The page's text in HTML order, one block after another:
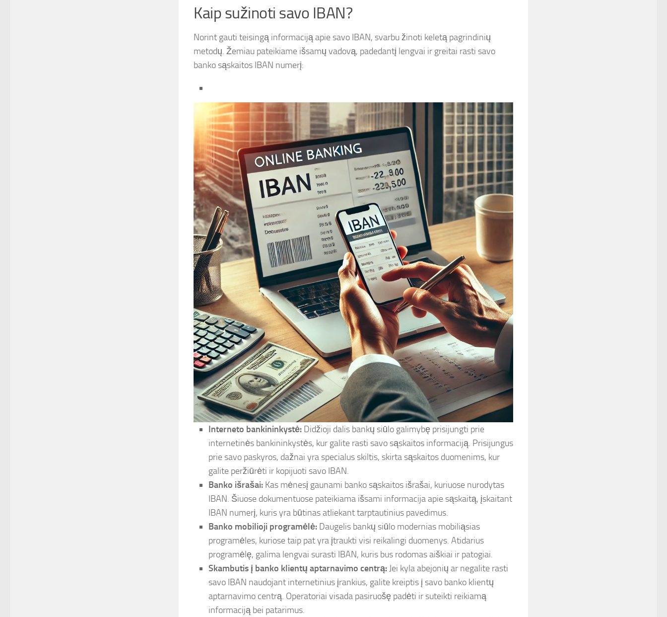
Kaip sužinoti savo IBAN?
Norint gauti teisingą informaciją apie savo IBAN, svarbu žinoti keletą pagrindinių
metodų. Žemiau pateikiame išsamų vadovą, padedantį lengvai ir greitai rasti savo
banko sąskaitos IBAN numerį:
Interneto bankininkystė: Didžioji dalis bankų siūlo galimybę prisijungti prie
internetinės bankininkystės, kur galite rasti savo sąskaitos informaciją. Prisijungus
prie savo paskyros, dažnai yra specialus skiltis, skirta sąskaitos duomenims, kur
galite peržiūrėti ir kopijuoti savo IBAN.
Banko išrašai: Kas mėnesį gaunami banko sąskaitos išrašai, kuriuose nurodytas
IBAN. Šiuose dokumentuose pateikiama išsami informacija apie sąskaitą, įskaitant
IBAN numerį, kuris yra būtinas atliekant tarptautinius pavedimus.
Banko mobilioji programėlė: Daugelis bankų siūlo modernias mobiliąsias
programėles, kuriose taip pat yra įtraukti visi reikalingi duomenys. Atidarius
programėlę, galima lengvai surasti IBAN, kuris bus rodomas aiškiai ir patogiai.
Skambutis į banko klientų aptarnavimo centrą: Jei kyla abejonių ar negalite rasti
savo IBAN naudojant internetinius įrankius, galite kreiptis į savo banko klientų
aptarnavimo centrą. Operatoriai visada pasiruošę padėti ir suteikti reikiamą
informaciją bei patarimus.